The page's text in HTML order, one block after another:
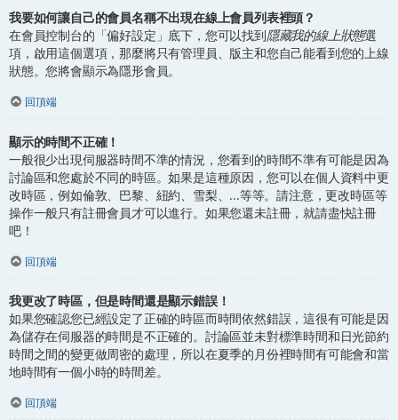
我要如何讓自己的會員名稱不出現在線上會員列表裡頭？
在會員控制台的「偏好設定」底下，您可以找到隱藏我的線上狀態選
項，啟用這個選項，那麼將只有管理員、版主和您自己能看到您的上線
狀態。您將會顯示為隱形會員。
回頂端
顯示的時間不正確！
一般很少出現伺服器時間不準的情況，您看到的時間不準有可能是因為
討論區和您處於不同的時區。如果是這種原因，您可以在個人資料中更
改時區，例如倫敦、巴黎、紐約、雪梨、...等等。請注意，更改時區等
操作一般只有註冊會員才可以進行。如果您還未註冊，就請盡快註冊
吧！
回頂端
我更改了時區，但是時間還是顯示錯誤！
如果您確認您已經設定了正確的時區而時間依然錯誤，這很有可能是因
為儲存在伺服器的時間是不正確的。討論區並未對標準時間和日光節約
時間之間的變更做周密的處理，所以在夏季的月份裡時間有可能會和當
地時間有一個小時的時間差。
回頂端